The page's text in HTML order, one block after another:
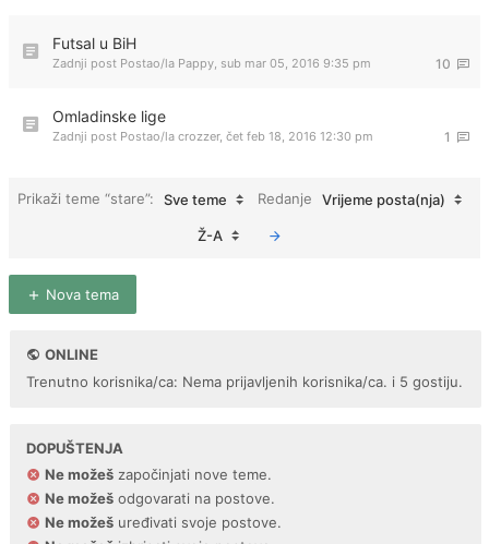
Futsal u BiH
10
Zadnji post Postao/la Pappy, sub mar 05, 2016 9:35 pm
Omladinske lige
1
Zadnji post Postao/la crozzer, čet feb 18, 2016 12:30 pm
Prikaži teme “stare”: Sve teme Redanje Vrijeme posta(nja)
Ž-A
Nova tema
ONLINE
Trenutno korisnika/ca: Nema prijavljenih korisnika/ca. i 5 gostiju.
DOPUŠTENJA
Ne možeš započinjati nove teme.
Ne možeš odgovarati na postove.
Ne možeš uređivati svoje postove.